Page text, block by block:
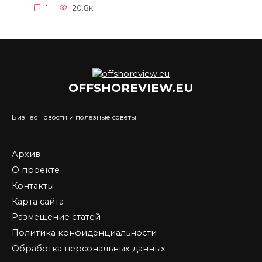
1 20.8к.
OFFSHOREVIEW.EU
Бизнес новости и полезные советы
Архив
О проекте
Контакты
Карта сайта
Размещение статей
Политика конфиденциальности
Обработка персональных данных